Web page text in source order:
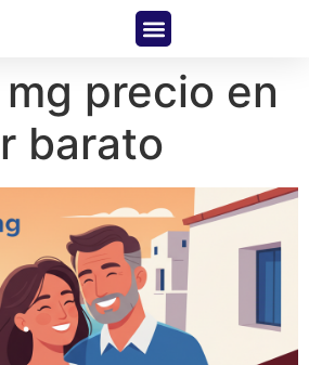
precio en
barato